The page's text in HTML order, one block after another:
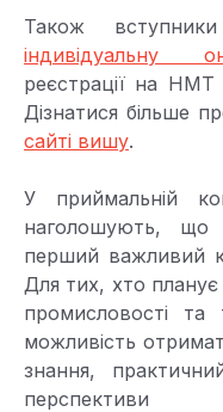
Також
індивідуальну
реєстрації на НМТ
Дізнатися більше
сайті вишу.
У приймальній
наголошують,
перший важливий
Для тих, хто планує
промисловості та
можливість
знання,
перспективи